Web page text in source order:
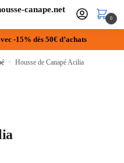
0
-15% dès 50€ d’achats
» Housse de Canapé Acilia